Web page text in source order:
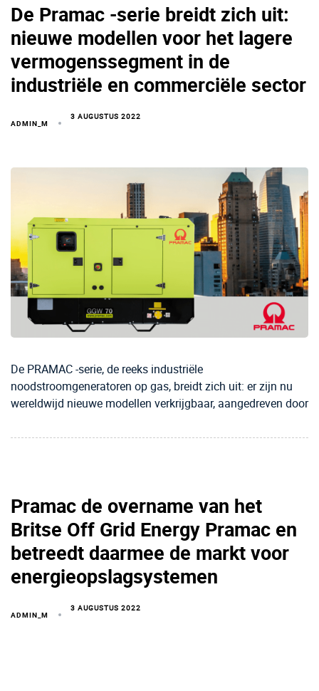
De Pramac -serie breidt zich uit:
nieuwe modellen voor het lagere
vermogenssegment in de
industriële en commerciële sector
ADMIN_M
3 AUGUSTUS 2022
De PRAMAC -serie, de reeks industriële
noodstroomgeneratoren op gas, breidt zich uit: er zijn nu
wereldwijd nieuwe modellen verkrijgbaar, aangedreven door
Pramac de overname van het
Britse Off Grid Energy Pramac en
betreedt daarmee de markt voor
energieopslagsystemen
ADMIN_M
3 AUGUSTUS 2022